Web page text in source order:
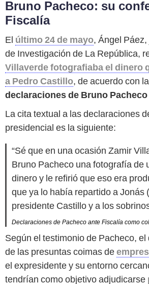
Bruno Pacheco: su
Fiscalía
El último 24 de mayo, Ángel
de Investigación de La República,
Villaverde fotografiaba el dinero
a Pedro Castillo, de acuerdo con
declaraciones de Bruno
La cita textual a las declaraciones
presidencial es la siguiente:
“Sé que en una ocasión Zamir
Bruno Pacheco una fotografía de
dinero y le refirió que eso era
que ya lo había repartido a Jonás
presidente Castillo y a los
Declaraciones de Pacheco ante Fiscalía como
Según el testimonio de Pacheco,
de las presuntas coimas de
el expresidente y su entorno
tendrían como objetivo adjudicarse